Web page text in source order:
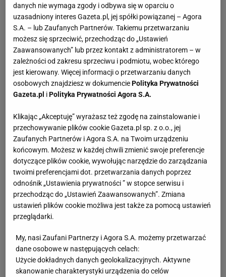
danych nie wymaga zgody i odbywa się w oparciu o
uzasadniony interes Gazeta.pl, jej spółki powiązanej – Agora
S.A. – lub Zaufanych Partnerów. Takiemu przetwarzaniu
możesz się sprzeciwić, przechodząc do „Ustawień
Zaawansowanych” lub przez kontakt z administratorem – w
zależności od zakresu sprzeciwu i podmiotu, wobec którego
jest kierowany. Więcej informacji o przetwarzaniu danych
osobowych znajdziesz w dokumenciePolityka Prywatności
Gazeta.pl iPolityka Prywatności Agora S.A.
Klikając „Akceptuję” wyrażasz też zgodę na zainstalowanie i
przechowywanie plików cookie Gazeta.pl sp. z o.o., jej
Zaufanych Partnerów i Agora S.A. na Twoim urządzeniu
końcowym. Możesz w każdej chwili zmienić swoje preferencje
dotyczące plików cookie, wywołując narzędzie do zarządzania
twoimi preferencjami dot. przetwarzania danych poprzez
odnośnik „Ustawienia prywatności ” w stopce serwisu i
przechodząc do „Ustawień Zaawansowanych”. Zmiana
ustawień plików cookie możliwa jest także za pomocą ustawień
przeglądarki.
My, nasi Zaufani Partnerzy i Agora S.A. możemy przetwarzać
dane osobowe w następujących celach:
Użycie dokładnych danych geolokalizacyjnych. Aktywne
skanowanie charakterystyki urządzenia do celów